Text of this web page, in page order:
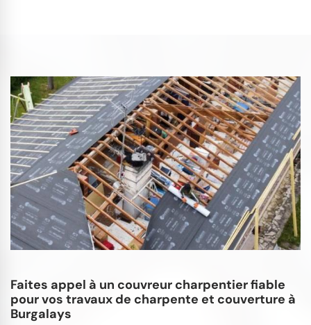
Faites appel à un couvreur charpentier fiable
pour vos travaux de charpente et couverture à
Burgalays